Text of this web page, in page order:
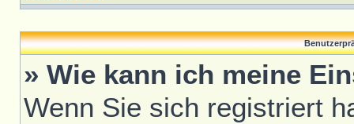
» Wie kann ich meine
Wenn Sie sich registriert